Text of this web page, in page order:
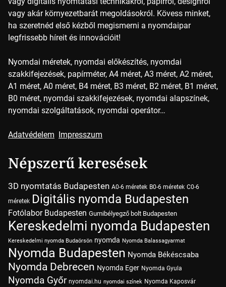
vagy akár környezetbarát megoldásokról. Kövess minket,
ha szeretnéd első kézből megismerni a nyomdaipar
legfrissebb híreit és innovációit!
Nyomdai méretek, nyomdai előkészítés, nyomdai
szakkifejezések, papírméter, A4 méret, A3 méret, A2 méret,
A1 méret, A0 méret, B4 méret, B3 méret, B2 méret, B1 méret,
B0 méret, nyomdai szakkifejezések, nyomdai alapszínek,
nyomdai szolgáltatások, nyomdai operátor…
Adatvédelem Impresszum
Népszerű keresések
3D nyomtatás Budapesten A0-6 méretek B0-6 méretek C0-6
méretek Digitális nyomda Budapesten
Fotólabor Budapesten Gumibélyegző bolt Budapesten
Kereskedelmi nyomda Budapesten
Kereskedelmi nyomda Budaörsön nyomda Nyomda Balassagyarmat
Nyomda Budapesten Nyomda Békéscsaba
Nyomda Debrecen Nyomda Eger Nyomda Gyula
Nyomda Győr nyomdai.hu nyomdai színek Nyomda Kaposvár